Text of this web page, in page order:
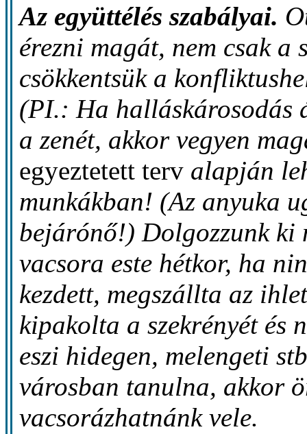
Az együttélés szabályai.
érezni magát, nem csak a
csökkentsük a
(PI.: Ha
a zenét, akkor vegyen
egyeztetett terv alapján
munkákban! (Az anyuka
bejárónő!) Dolgozzunk ki
vacsora este hétkor, ha
kezdett, megszállta az
kipakolta a szekrényét és
eszi hidegen, melengeti
városban tanulna, akkor
vacsorázhatnánk vele.